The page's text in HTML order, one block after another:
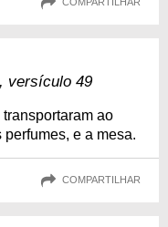
versículo 49
ao
e a mesa.
COMPARTILHAR